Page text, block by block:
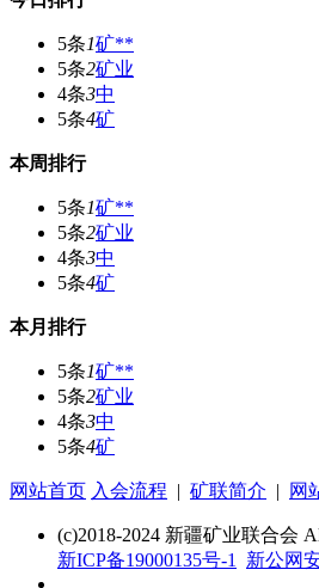
5条1矿**
5条2矿业
4条3中
5条4矿
本周排行
5条1矿**
5条2矿业
4条3中
5条4矿
本月排行
5条1矿**
5条2矿业
4条3中
5条4矿
网站首页 入会流程 | 矿联简介 | 网
(c)2018-2024 新疆矿业联合会
新ICP备19000135号-1
新公网